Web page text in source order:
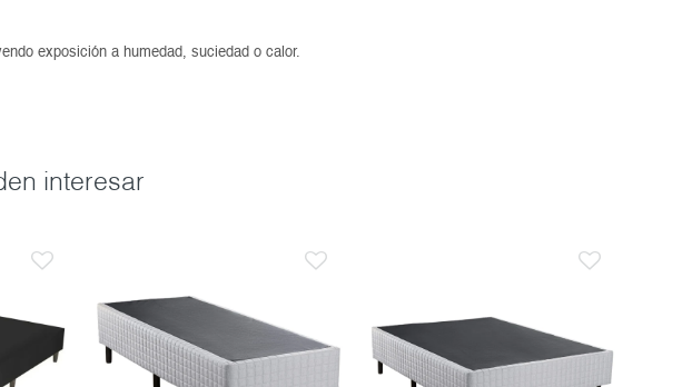
exposición a humedad, suciedad o calor.
interesar